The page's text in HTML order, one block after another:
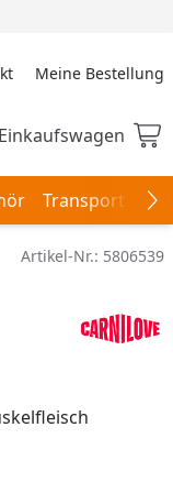
Meine Bestellung
Meine Bestellung
Einkaufswagen
Einkaufswagen
Transport &
Artikel-Nr.: 5806539